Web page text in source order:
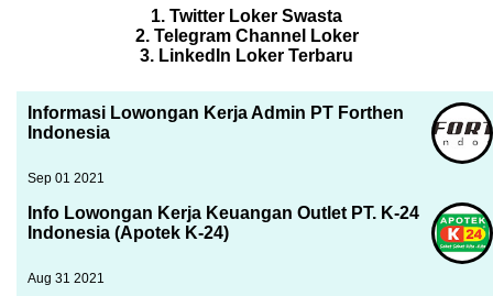
1. Twitter Loker Swasta
2. Telegram Channel Loker
3. LinkedIn Loker Terbaru
Informasi Lowongan Kerja Admin PT Forthen
Indonesia
Sep 01 2021
Info Lowongan Kerja Keuangan Outlet PT. K-24
Indonesia (Apotek K-24)
Aug 31 2021